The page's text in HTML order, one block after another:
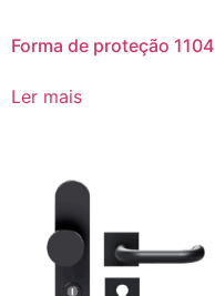
Forma de proteção 1104
Ler mais